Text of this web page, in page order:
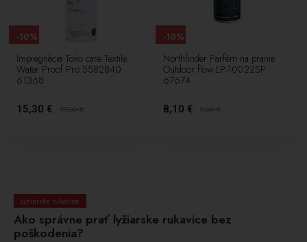
Impregnácia Toko care Textile
Water Proof Pro 5582840
61368
15,30 € 17,00€
-10%
Northfinder Parfém na pranie
Outdoor flow LP-10022SP
67674
8,10 € 9,00€
-10%
Lyžiarske rukavice
Ako správne prať lyžiarske rukavice bez
poškodenia?